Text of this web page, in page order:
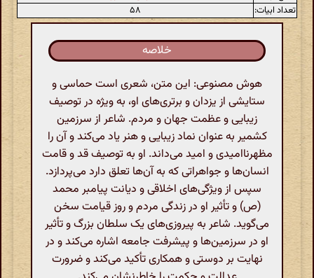
تعداد ابیات:
۵۸
خلاصه
هوش مصنوعی: این متن، شعری است حماسی و
ستایشی از یزدان و برتری‌های او، به ویژه در توصیف
زیبایی و عظمت جهان و مردم. شاعر از سرزمین
کشمیر به عنوان نماد زیبایی و هنر یاد می‌کند و آن را
مظهرناامیدی و امید می‌داند. او به توصیف قد و قامت
انسان‌ها و جواهراتی که به آن‌ها تعلق دارد می‌پردازد.
سپس از ویژگی‌های اخلاقی و دیانت پیامبر محمد
(ص) و تأثیر او در زندگی مردم و روز قیامت سخن
می‌گوید. شاعر به پیروزی‌های یک سلطان بزرگ و تأثیر
او در سرزمین‌ها و پیشرفت جامعه اشاره می‌کند و در
نهایت بر دوستی و همکاری تأکید می‌کند و ضرورت